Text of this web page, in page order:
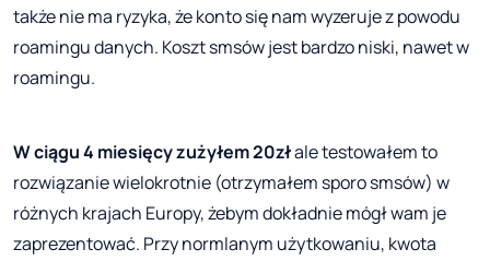
także nie ma ryzyka, że konto się nam wyzeruje z powodu
roamingu danych. Koszt smsów jest bardzo niski, nawet w
roamingu.
W ciągu 4 miesięcy zużyłem 20złale testowałem to
rozwiązanie wielokrotnie (otrzymałem sporo smsów) w
różnych krajach Europy, żebym dokładnie mógł wam je
zaprezentować. Przy normlanym użytkowaniu, kwota